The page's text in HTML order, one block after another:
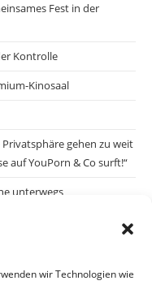
wir Technologien wie
Fest in der
Kontrolle
Kinosaal
Privatsphäre gehen zu weit
auf YouPorn & Co surft!“
unterwegs
nach einem Anschlag wäre